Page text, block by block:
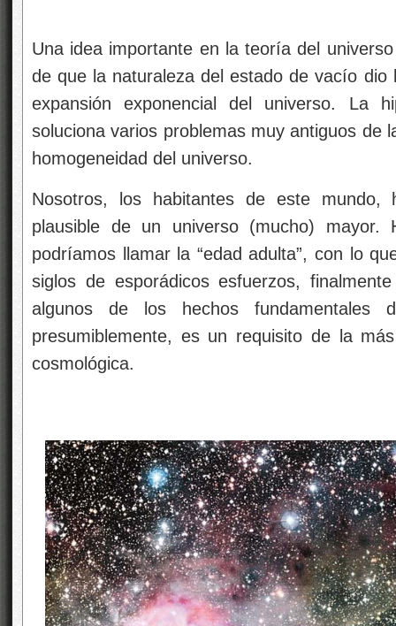
Una idea importante en la teoría del
de que la naturaleza del estado de vacío
expansión exponencial del universo. La
soluciona varios problemas muy antiguos de
homogeneidad del universo.
Nosotros, los habitantes de este mundo,
plausible de un universo (mucho)
podríamos llamar la “edad adulta”, con lo
siglos de esporádicos esfuerzos,
algunos de los hechos fundamentales
presumiblemente, es un requisito de la
cosmológica.